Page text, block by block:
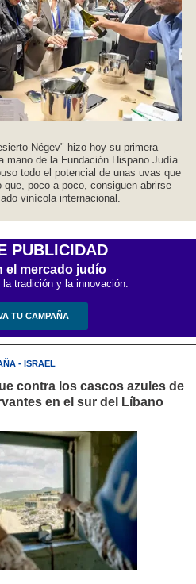
Négev" hizo hoy su primera
mano de la Fundación Hispano Judía
todo el potencial de unas uvas que
poco a poco, consiguen abrirse
vinícola internacional.
PUBLICIDAD
el mercado judío
tradición y la innovación.
TU CAMPAÑA
- ISRAEL
contra los cascos azules de
en el sur del Líbano